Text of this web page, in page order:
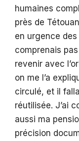
humaines
près de
en urgence des
comprenais
revenir avec
on me l’a
circulé, et il
réutilisée. J’ai
aussi ma
précision